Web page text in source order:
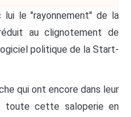
lui le "rayonnement" de la
au clignotement de
politique de la Start-
qui ont encore dans leur
toute cette saloperie en